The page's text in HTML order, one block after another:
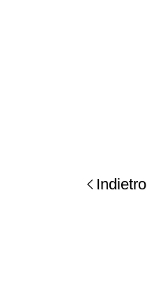
Indietro